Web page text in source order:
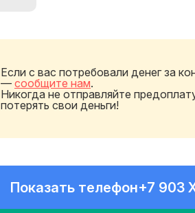
Если с вас потребовали денег за
— сообщите нам.
Никогда не отправляйте
потерять свои деньги!
Показать телефон+7 903